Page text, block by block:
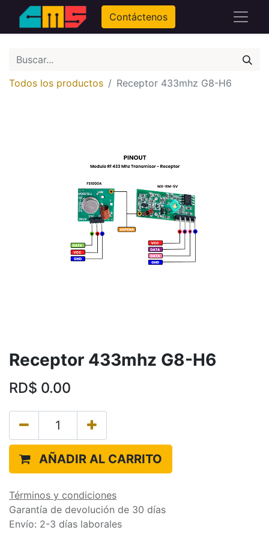
Contáctenos
Todos los productos Receptor 433mhz G8-H6
Receptor 433mhz G8-H6
RD$ 0.00
AÑADIR AL CARRITO
Términos y condiciones
Garantía de devolución de 30 días
Envío: 2-3 días laborales